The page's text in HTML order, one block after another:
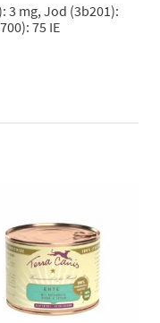
3 mg, Jod (3b201):
75 IE